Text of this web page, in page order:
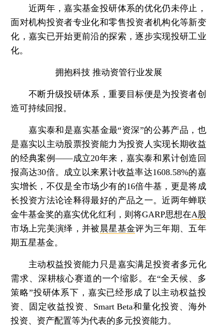
近两年，嘉实基金投研体系的优化仍未停止，
面对机构投资者专业化和零售投资者机构化等新变
化，嘉实已开始更前沿的探索，逐步实现投研工业
化。
拥抱科技 推动资管行业发展
不断升级投研体系，重要目标便是为投资者创
造可持续回报。
嘉实泰和是嘉实基金最“资深”的公募产品，也
是嘉实以主动股票投资能力为投资人实现长期收益
的经典案例——成立20年来，嘉实泰和累计创造回
报高达30倍。成立以来累计收益率达1608.58%的嘉
实增长，不仅是全市场少有的16倍牛基，更是将成
长投资方法论诠释得最好的产品之一。近两年蝉联
金牛基金奖的嘉实优化红利，则将GARP思想在A股
市场上完美演绎，并被 晨星基金评为三年期、五年
期五星基金。
主动权益投资能力只是嘉实满足投资者多元化
需求、深耕核心赛道的一个缩影。在“全天候、多
策略”投研体系下，嘉实已经形成了以主动权益投
资、固定收益投资、Smart Beta和量化投资、海外
投资、资产配置等为代表的多元投资能力。